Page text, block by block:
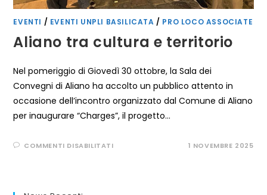
EVENTI / EVENTI UNPLI BASILICATA / PRO LOCO ASSOCIATE
Aliano tra cultura e territorio
Nel pomeriggio di Giovedì 30 ottobre, la Sala dei
Convegni di Aliano ha accolto un pubblico attento in
occasione dell’incontro organizzato dal Comune di Aliano
per inaugurare “Charges”, il progetto…
COMMENTI DISABILITATISU 1 NOVEMBRE 2025